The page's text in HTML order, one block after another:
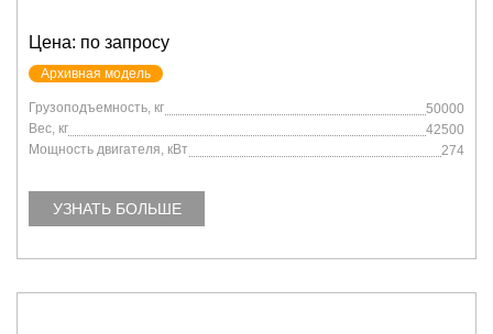
Цена: по запросу
Архивная модель
Грузоподъемность, кг
50000
Вес, кг
42500
Мощность двигателя, кВт
274
УЗНАТЬ БОЛЬШЕ